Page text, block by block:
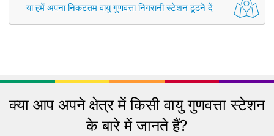
या हमें अपना निकटतम वायु गुणवत्ता निगरानी स्टेशन ढूंढने दें
क्या आप अपने क्षेत्र में किसी वायु गुणवत्ता स्टेशन
के बारे में जानते हैं?